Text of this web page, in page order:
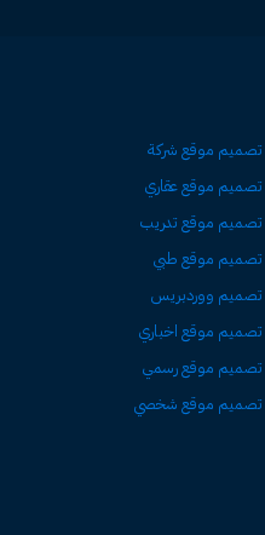
تصميم موقع شركة
تصميم موقع عقاري
تصميم موقع تدريب
تصميم موقع طبي
تصميم ووردبريس
تصميم موقع اخباري
تصميم موقع رسمي
تصميم موقع شخصي